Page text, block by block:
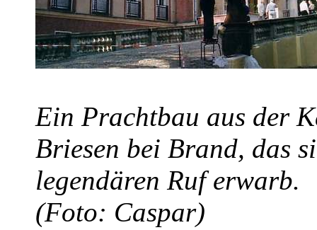
Ein Prachtbau aus der
Briesen bei Brand, das
legendären Ruf erwarb.
(Foto: Caspar)